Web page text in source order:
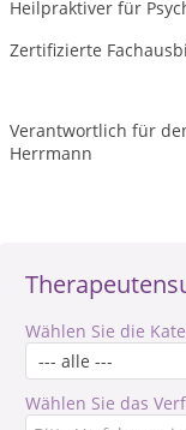
Wählen Sie die
Wählen Sie das
Heilpraktiver für
Zertifizierte
Verantwortlich für
Herrmann